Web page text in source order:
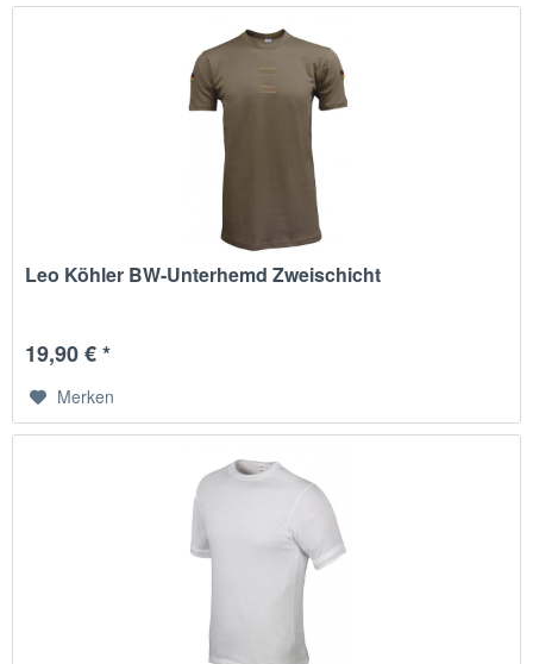
Leo Köhler BW-Unterhemd Zweischicht
19,90 € *
Merken